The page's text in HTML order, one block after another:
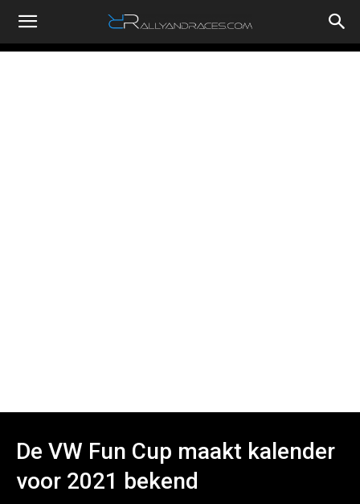
RallyandRaces.com
De VW Fun Cup maakt kalender
voor 2021 bekend